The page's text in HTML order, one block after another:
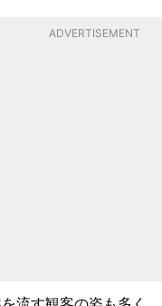
ADVERTISEMENT